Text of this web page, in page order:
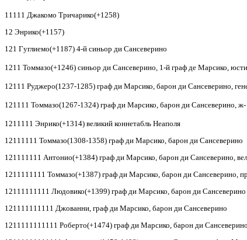
11111 Джакомо Тричарико(+1258)
12 Энрико(+1157)
121 Гуглиемо(+1187) 4-й синьор ди Сансеверино
1211 Томмазо(+1246) синьор ди Сансеверино, 1-й граф де Марсико,
12111 Руджеро(1237-1285) граф ди Марсико, барон ди Сансеверино,
121111 Томмазо(1267-1324) граф ди Марсико, барон ди Сансеверино, ж-
1211111 Энрико(+1314) великий коннетабль Неаполя
12111111 Томмазо(1308-1358) граф ди Марсико, барон ди Сансеверино
121111111 Антонио(+1384) граф ди Марсико, барон ди Сансеверино,
1211111111 Томмазо(+1387) граф ди Марсико, барон ди Сансеверино,
12111111111 Людовико(+1399) граф ди Марсико, барон ди Сансеверино
121111111111 Джованни, граф ди Марсико, барон ди Сансеверино
1211111111111 Роберто(+1474) граф ди Марсико, барон ди